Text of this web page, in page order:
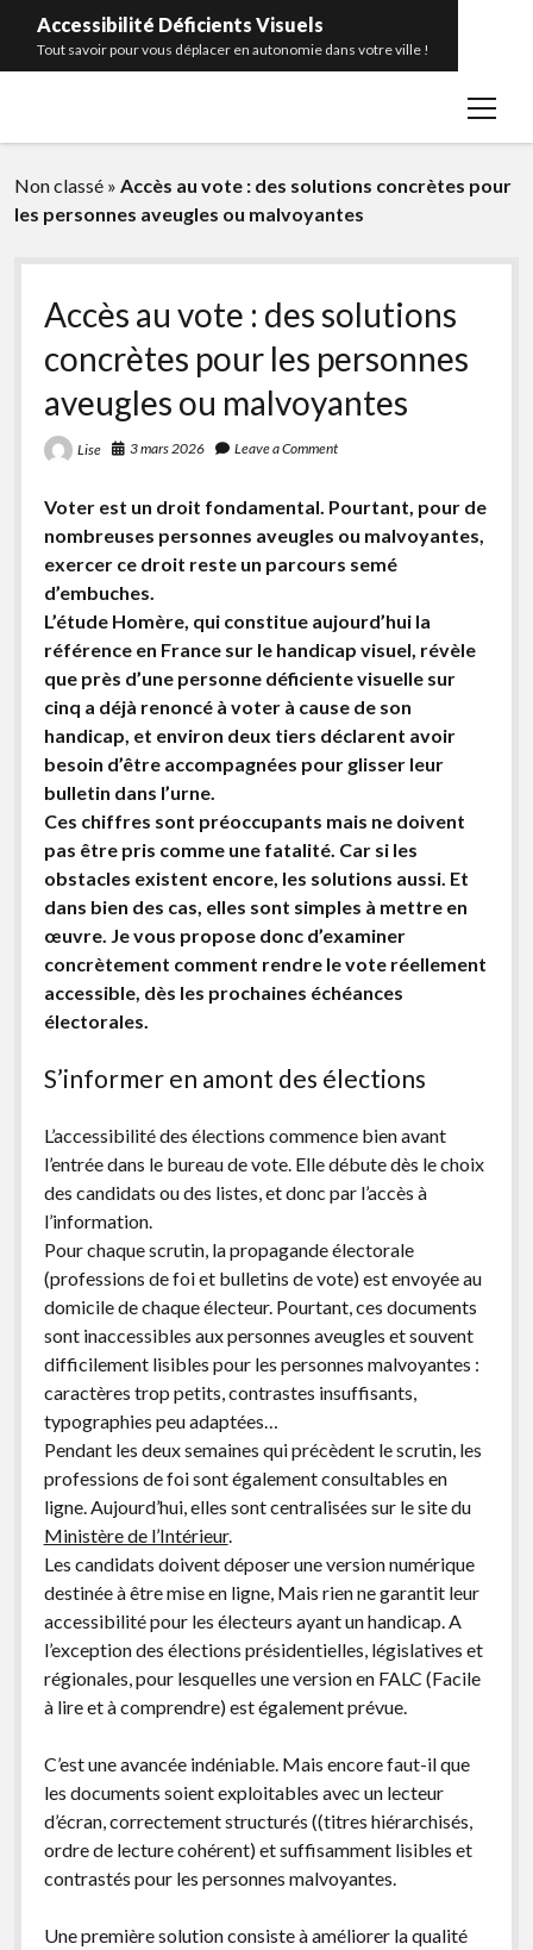
Accessibilité Déficients Visuels
Tout savoir pour vous déplacer en autonomie dans votre ville !
open
Portrait
menu
Transports en commun
Télécommande pour feux sonores
Balises sonores
Bandes d’éveil de vigilance
Glossaire
Non classé
Bandes de guidage
Feux sonores
facebook
rss
Non classé »Accès au vote : des solutions concrètes pour
les personnes aveugles ou malvoyantes
Accès au vote : des solutions
concrètes pour les personnes
aveugles ou malvoyantes
Lise 3 mars 2026 Leave a Comment
Voter est un droit fondamental. Pourtant, pour de
nombreuses personnes aveugles ou malvoyantes,
exercer ce droit reste un parcours semé
d’embuches.
L’étude Homère, qui constitue aujourd’hui la
référence en France sur le handicap visuel, révèle
que près d’une personne déficiente visuelle sur
cinq a déjà renoncé à voter à cause de son
handicap, et environ deux tiers déclarent avoir
besoin d’être accompagnées pour glisser leur
bulletin dans l’urne.
Ces chiffres sont préoccupants mais ne doivent
pas être pris comme une fatalité. Car si les
obstacles existent encore, les solutions aussi. Et
dans bien des cas, elles sont simples à mettre en
œuvre. Je vous propose donc d’examiner
concrètement comment rendre le vote réellement
accessible, dès les prochaines échéances
électorales.
S’informer en amont des élections
L’accessibilité des élections commence bien avant
l’entrée dans le bureau de vote. Elle débute dès le choix
des candidats ou des listes, et donc par l’accès à
l’information.
Pour chaque scrutin, la propagande électorale
(professions de foi et bulletins de vote) est envoyée au
domicile de chaque électeur. Pourtant, ces documents
sont inaccessibles aux personnes aveugles et souvent
difficilement lisibles pour les personnes malvoyantes :
caractères trop petits, contrastes insuffisants,
typographies peu adaptées…
Pendant les deux semaines qui précèdent le scrutin, les
professions de foi sont également consultables en
ligne. Aujourd’hui, elles sont centralisées sur le site du
Ministère de l’Intérieur.
Les candidats doivent déposer une version numérique
destinée à être mise en ligne, Mais rien ne garantit leur
accessibilité pour les électeurs ayant un handicap. A
l’exception des élections présidentielles, législatives et
régionales, pour lesquelles une version en FALC (Facile
à lire et à comprendre) est également prévue.
C’est une avancée indéniable. Mais encore faut-il que
les documents soient exploitables avec un lecteur
d’écran, correctement structurés ((titres hiérarchisés,
ordre de lecture cohérent) et suffisamment lisibles et
contrastés pour les personnes malvoyantes.
Une première solution consiste à améliorer la qualité